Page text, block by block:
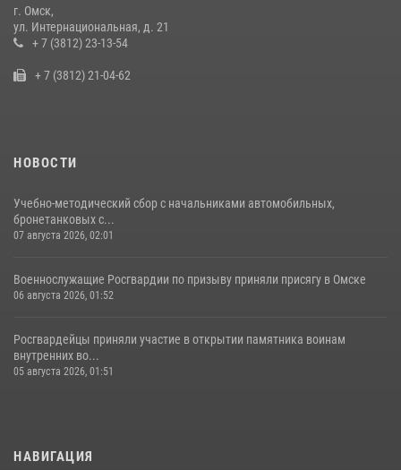
Росгвардия подвела итоги добровольной сдачи оружия в Омской
области
г. Омск,
ул. Интернациональная, д. 21
+ 7 (3812) 23-13-54
+ 7 (3812) 21-04-62
НОВОСТИ
Учебно-методический сбор с начальниками автомобильных,
бронетанковых с...
07 августа 2026, 02:01
Военнослужащие Росгвардии по призыву приняли присягу в Омске
06 августа 2026, 01:52
Росгвардейцы приняли участие в открытии памятника воинам
внутренних во...
05 августа 2026, 01:51
НАВИГАЦИЯ